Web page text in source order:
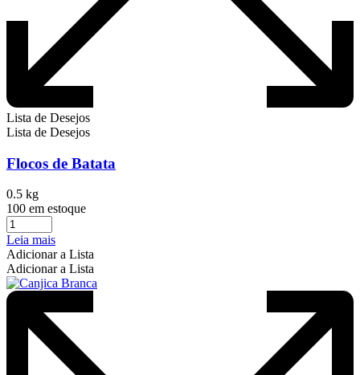
Lista de Desejos
Lista de Desejos
Flocos de Batata
0.5 kg
100 em estoque
Leia mais
Adicionar a Lista
Adicionar a Lista